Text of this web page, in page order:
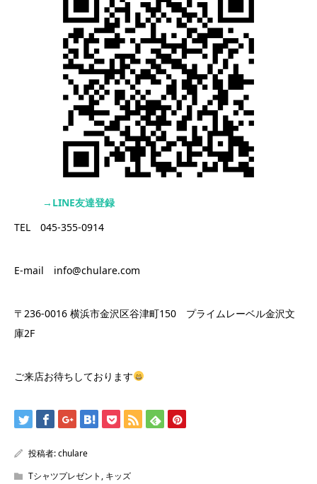
→LINE友達登録
TEL 045-355-0914
E-mail info@chulare.com
〒236-0016 横浜市金沢区谷津町150 プライムレーベル金沢文
庫2F
ご来店お待ちしております
投稿者:chulare
Tシャツプレゼント , キッズ